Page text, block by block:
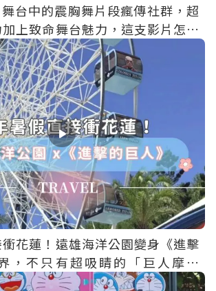
台中的震胸舞片段瘋傳社群，超
上致命舞台魅力，這支影片怎麼
時啦！
花蓮！遠雄海洋公園變身《進擊
，不只有超吸睛的「巨人摩天
場景、限定餐點、聯名周邊一次